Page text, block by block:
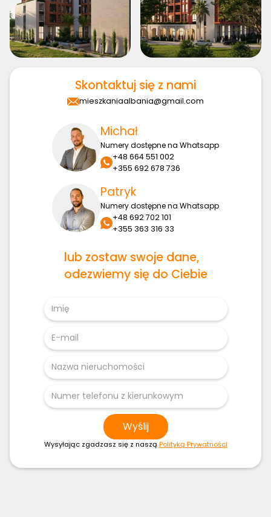
Skontaktuj się z nami
mieszkaniaalbania@gmail.com
Michał
Numery dostępne na Whatsapp
+48 664 551 002
+355 692 678 736
Patryk
Numery dostępne na Whatsapp
+48 692 702 101
+355 363 316 33
lub zostaw swoje dane,
odezwiemy się do Ciebie
Wysyłając zgadzasz się z naszą Polityką Prywatności